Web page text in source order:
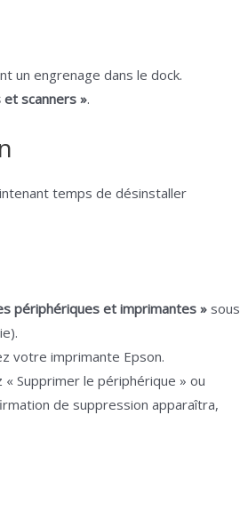
un engrenage dans le dock.
scanners ».
temps de désinstaller
périphériques et imprimantes » sous
votre imprimante Epson.
« Supprimer le périphérique » ou
de suppression apparaîtra,